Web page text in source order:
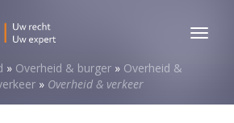
Toggle
» Overheid & burger » Overheid &
» Overheid & verkeer